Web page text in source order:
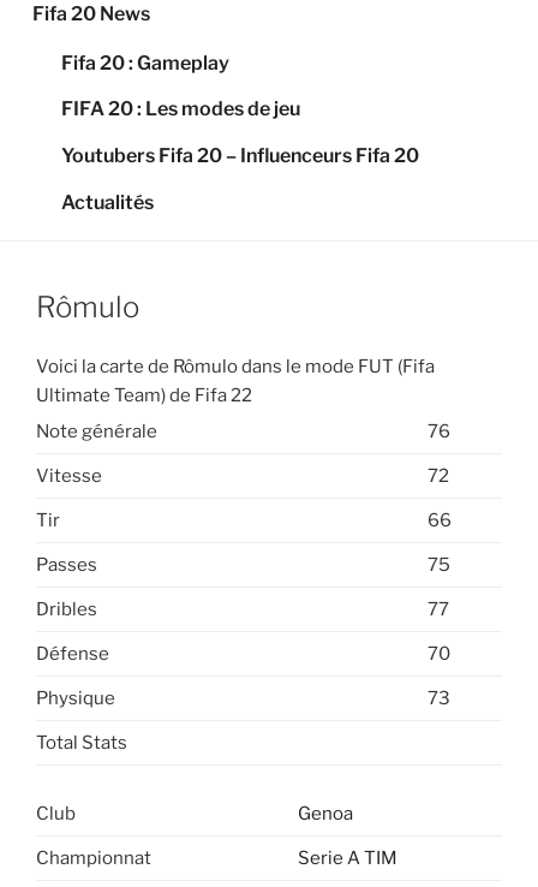
Fifa 20 News
Fifa 20 : Gameplay
FIFA 20 : Les modes de jeu
Youtubers Fifa 20 – Influenceurs Fifa 20
Actualités
Rômulo
Voici la carte de Rômulo dans le mode FUT (Fifa
Ultimate Team) de Fifa 22
Note générale
76
Vitesse 72
Tir 66
Passes 75
Dribles 77
Défense 70
Physique 73
Total Stats
Club Genoa
Championnat Serie A TIM